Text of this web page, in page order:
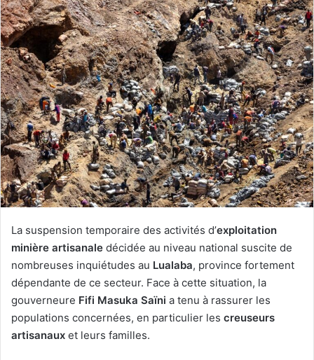
La suspension temporaire des activités d’exploitation
minière artisanale décidée au niveau national suscite de
nombreuses inquiétudes au Lualaba, province fortement
dépendante de ce secteur. Face à cette situation, la
gouverneure Fifi Masuka Saïni a tenu à rassurer les
populations concernées, en particulier les creuseurs
artisanaux et leurs familles.